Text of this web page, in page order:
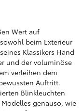
Wert auf
beim Exterieur
Klassikers Hand
und der voluminöse
verleihen dem
Auftritt.
Blinkleuchten
genauso, wie